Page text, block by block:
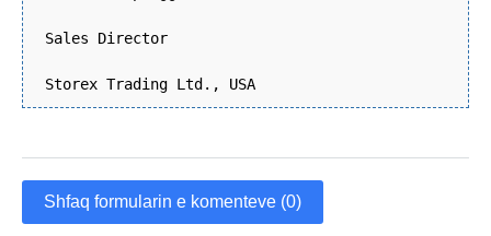
Sales Director
Storex Trading Ltd., USA
Shfaq formularin e komenteve (0)